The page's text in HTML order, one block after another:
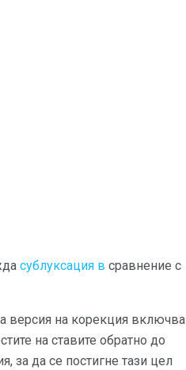
сублуксация в сравнение с
версия на корекция включва
на ставите обратно до
за да се постигне тази цел